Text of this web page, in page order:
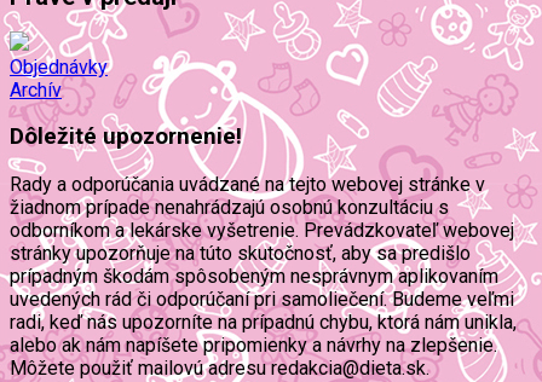
Objednávky
Archív
Dôležité upozornenie!
Rady a odporúčania uvádzané na tejto webovej stránke v
žiadnom prípade nenahrádzajú osobnú konzultáciu s
odborníkom a lekárske vyšetrenie. Prevádzkovateľ webovej
stránky upozorňuje na túto skutočnosť, aby sa predišlo
prípadným škodám spôsobeným nesprávnym aplikovaním
uvedených rád či odporúčaní pri samoliečení. Budeme veľmi
radi, keď nás upozorníte na prípadnú chybu, ktorá nám unikla,
alebo ak nám napíšete pripomienky a návrhy na zlepšenie.
Môžete použiť mailovú adresu redakcia@dieta.sk.